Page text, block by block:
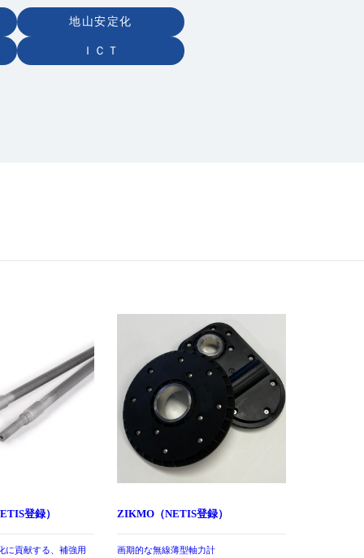
地山安定化
ＩＣＴ
登録）
に貢献する、補強用
ZIKMO（NETIS登録）
画期的な無線薄型軸力計